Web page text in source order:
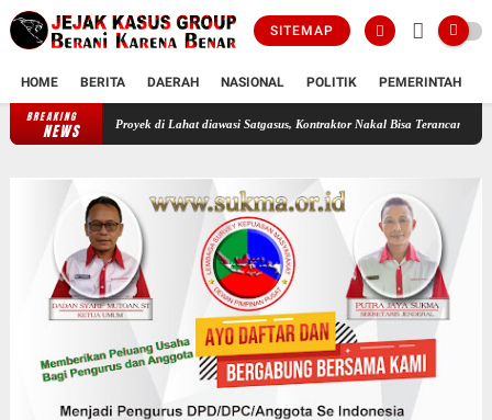
SITEMAP
HOME BERITA DAERAH NASIONAL POLITIK PEMERINTAH
BREAKING
NEWS
Paket Proyek di Lahat diawasi Satgasus, Kontraktor Nakal Bisa Terancam Bui Profesor